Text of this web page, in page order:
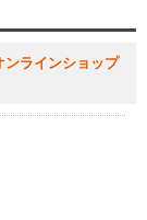
ンラインショップ